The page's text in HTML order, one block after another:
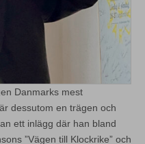
Danmarks mest
dessutom en trägen och
ett inlägg där han bland
”Vägen till Klockrike” och